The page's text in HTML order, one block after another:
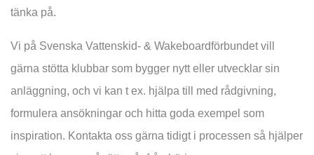
tänka på.
Vi på Svenska Vattenskid- & Wakeboardförbundet vill
gärna stötta klubbar som bygger nytt eller utvecklar sin
anläggning, och vi kan t ex. hjälpa till med rådgivning,
formulera ansökningar och hitta goda exempel som
inspiration. Kontakta oss gärna tidigt i processen så hjälper